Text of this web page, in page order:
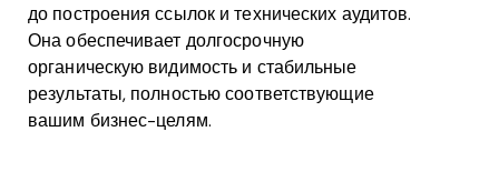
до построения ссылок и технических аудитов.
Она обеспечивает долгосрочную
органическую видимость и стабильные
результаты, полностью соответствующие
вашим бизнес-целям.